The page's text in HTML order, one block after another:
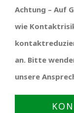
Achtung – Auf
wie
an. Bitte
unsere